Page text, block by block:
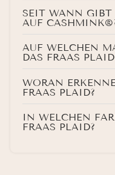
SEIT WANN GIBT
AUF
AUF WELCHEN
DAS FRAAS
WORAN
FRAAS PLAID?
IN WELCHEN
FRAAS PLAID?